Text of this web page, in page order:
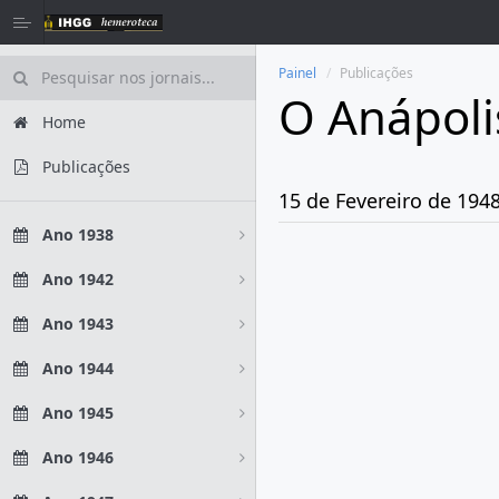
Home
Publicações
Ano 1938
Ano 1942
Ano 1943
Ano 1944
Ano 1945
Ano 1946
Painel Publicações
O
15 de Fevereiro de